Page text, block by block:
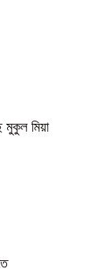
মুকুল মিয়া